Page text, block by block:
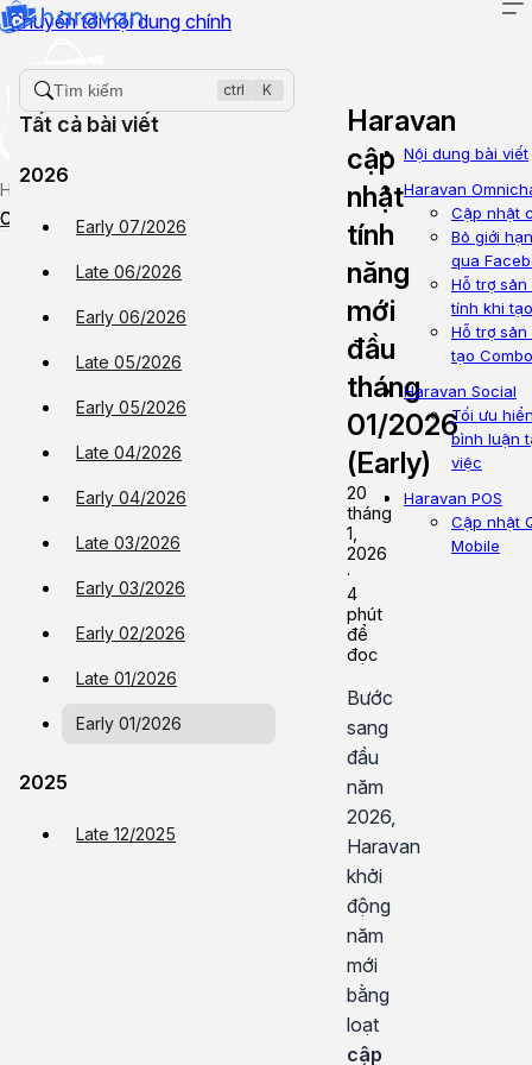
Chuyển tới nội dung chính
Hướng dẫn sử dụng
Cập nhật tính năng mớiTạo ticket
Tìm kiếm ctrl K
Tất cả bài viết
2026
Early 07/2026
Late 06/2026
Early 06/2026
Late 05/2026
Early 05/2026
Late 04/2026
Early 04/2026
Late 03/2026
Early 03/2026
Early 02/2026
Late 01/2026
Early 01/2026
2025
Late 12/2025
Haravan
cập
nhật
tính
năng
mới
đầu
tháng
01/2026
(Early)
20
tháng
1,
2026
·
4
phút
để
đọc
Bước
sang
đầu
năm
2026,
Haravan
khởi
động
năm
mới
bằng
loạt
cập
Nội dung bài viết
Haravan
Cập nhật
Bỏ giới
qua
Hỗ trợ
tính khi
Hỗ trợ
tạo Combo
Haravan Social
Tối ưu
bình luận
việc
Haravan POS
Cập nhật
Mobile